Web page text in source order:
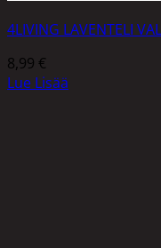
4LIVING LAVENTELI
8,99 €
Lue Lisää